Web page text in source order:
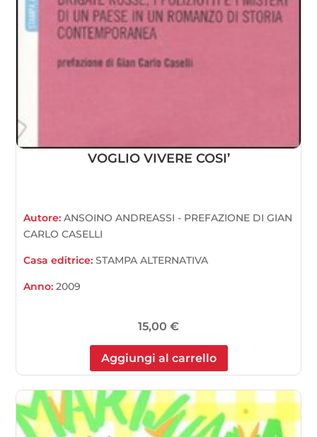
VOGLIO VIVERE COSI’
Autore:ANSOINO ANDREASSI - PREFAZIONE DI GIAN
CARLO CASELLI
Casa editrice:STAMPA ALTERNATIVA
Anno:2009
15,00 €
Aggiungi al carrello